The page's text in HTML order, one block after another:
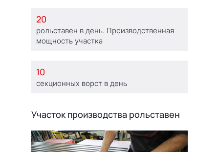
20
рольставен в день. Производственная
мощность участка
10
секционных ворот в день
Участок производства рольставен